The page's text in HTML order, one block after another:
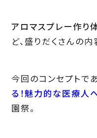
アロマスプレー作り
ど、盛りだくさんの内
今回のコンセプトで
る！魅力的な医療人へ
園祭。